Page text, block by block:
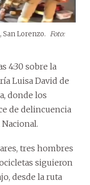
San Lorenzo. Foto:
4:30 sobre la
Luisa David de
donde los
de delincuencia
tres hombres
siguieron
desde la ruta